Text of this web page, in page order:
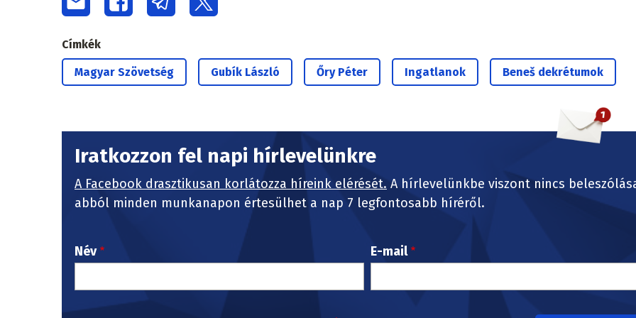
Címkék
Magyar Szövetség Gubík László Őry Péter Ingatlanok Beneš dekrétumok
Iratkozzon fel napi hírlevelünkre
A Facebook drasztikusan korlátozza híreink elérését. A hírlevelünkbe viszont nincs
abból minden munkanapon értesülhet a nap 7 legfontosabb híréről.
Név E-mail